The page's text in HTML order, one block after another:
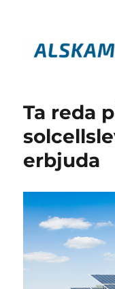
Ta reda
erbjuda